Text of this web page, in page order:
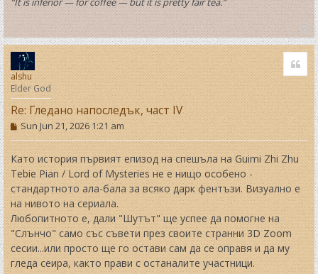
T
o
p
alshu
Elder God
Re: Гледано напоследък, част IV
P
o
s
t
Sun Jun 21, 2026 1:21 am
Като история първият епизод на спешъла на Guimi Zhi Zhu
Tebie Pian / Lord of Mysteries не е нищо особено -
стандартното ала-бала за всяко дарк фентъзи. Визуално е
на нивото на сериала.
Любопитното е, дали "Шутът" ще успее да помогне на
"Слънчо" само със съвети през своите странни 3D Zoom
сесии...или просто ще го остави сам да се оправя и да му
гледа сеира, както прави с останалите участници.